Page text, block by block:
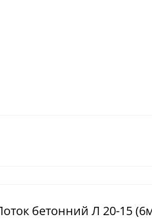
бетонний Л 20-15